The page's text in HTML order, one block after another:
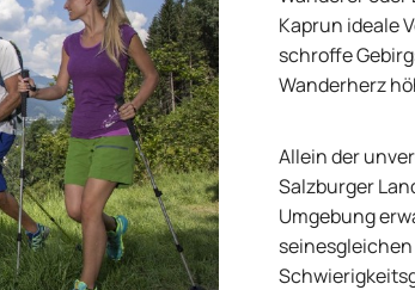
Kaprun ideale
schroffe
Wanderherz
Allein der
Salzburger
Umgebung